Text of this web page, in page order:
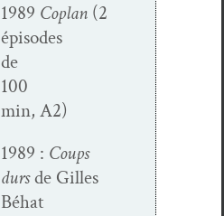
1989 Coplan (2
épisodes
de
100
min, A2)
1989 : Coups
dursde Gilles
Béhat